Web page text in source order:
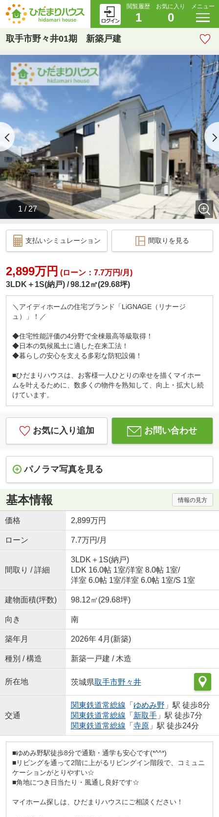
閲覧履歴
1
お気に入り
0
メニュー
取手市野々井01期 新築戸建
1 / 27
支払いシミュレーション 間取りを見る
2,899万円 (ローン：7.7万円/月)
3LDK＋1S(納戸)
98.12㎡(29.68坪)
＼アイディホームの住宅ブランド「LiGNAGE（リナージ
ュ）」！／
◆住宅性能評価の4分野で全棟最高等級取得！
◆日本の気候風土に適した在来工法！
◆暮らしの安心を支える多彩な防犯設備！
■ひだまりハウスは、お客様一人ひとりの幸せを描くマイホー
ムを叶えるために、数多くの物件を熟知して、向上・拡大し続
けています。
お気に入り追加 お問い合わせ
パノラマ写真を見る
基本情報 情報の見方
価格 2,899万円
ローン 7.7万円/月
間取り / 詳細
3LDK＋1S(納戸)
LDK 16.0帖 1室/洋室 8.0帖 1室/
洋室 6.0帖 1室/洋室 6.0帖 1室/S 1室
建物面積(坪数) 98.12㎡(29.68坪)
向き 南
築年月 2026年 4月(新築)
種別 / 構造 新築一戸建 / 木造
所在地 茨城県取手市野々井
交通
関東鉄道常総線 「 ゆめみ野 」駅 徒歩8分
関東鉄道常総線 「 新取手」駅 徒歩7分
関東鉄道常総線 「 寺原 」駅 徒歩24分
■ゆめみ野駅徒歩8分で通勤・通学も安心です(*^^*)
■リビングを通って2階に上がるリビングイン階段で、コミュニ
ケーションがとりやすい☆
■角地につき日当たり・風通し良好です☆
マイホーム探しは、ひだまりハウスにご相談ください！